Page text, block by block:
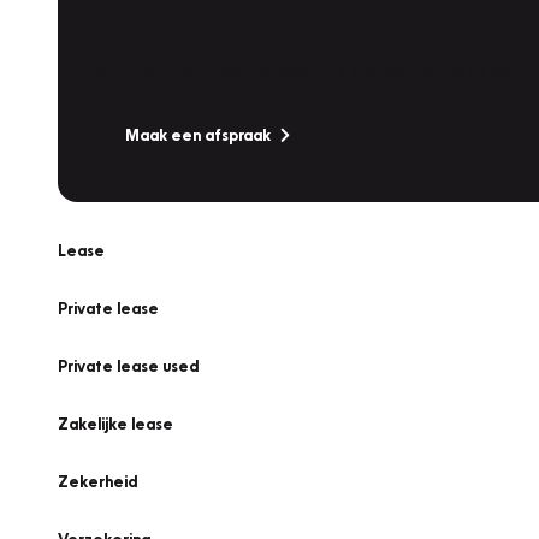
Maak een afspraak
Lease
Private lease
Private lease used
Zakelijke lease
Zekerheid